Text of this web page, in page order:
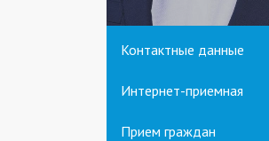
Контактные данные
Интернет-приемная
Прием граждан